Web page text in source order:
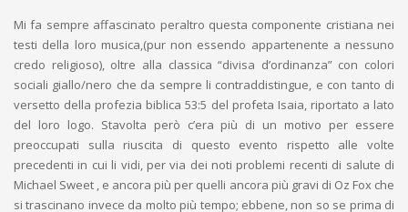
Mi fa sempre affascinato peraltro questa componente cristiana nei
testi della loro musica,(pur non essendo appartenente a nessuno
credo religioso), oltre alla classica “divisa d’ordinanza” con colori
sociali giallo/nero che da sempre li contraddistingue, e con tanto di
versetto della profezia biblica 53:5 del profeta Isaia, riportato a lato
del loro logo. Stavolta però c’era più di un motivo per essere
preoccupati sulla riuscita di questo evento rispetto alle volte
precedenti in cui li vidi, per via dei noti problemi recenti di salute di
Michael Sweet , e ancora più per quelli ancora più gravi di Oz Fox che
si trascinano invece da molto più tempo; ebbene, non so se prima di